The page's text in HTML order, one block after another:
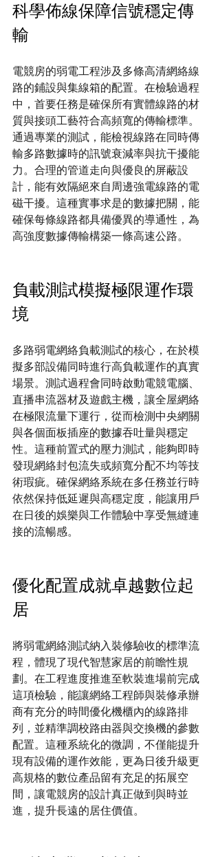
科學佈線保障信號穩定傳
輸
電競房的弱電工程涉及多條高清網絡線
路的鋪設與集線箱的配置。在檢驗過程
中，首要任務是確保所有實體線路的材
質與接頭工藝符合高頻寬的傳輸標準。
通過專業的測試，能檢視線路在同時傳
輸多路數據時的訊號衰減率與抗干擾能
力。合理的管道走向與優良的屏蔽設
計，能有效隔絕來自周邊強電線路的電
磁干擾。這種實事求是的數據把關，能
確保每條線路都具備優異的導通性，為
高強度數據傳輸構築一條高速公路。
負載測試模擬極限運作環
境
多路弱電網絡負載測試的核心，在於模
擬多部設備同時進行高負載運作的真實
場景。測試過程會同時啟動電競電腦、
直播串流器材及遊戲主機，讓全屋網絡
在極限流量下運行，從而檢測中央網關
與各個面板插座的數據吞吐量與穩定
性。這種前置式的壓力測試，能夠即時
發現網絡封包流失或頻寬分配不均等技
術瑕疵。確保網絡系統在多任務並行時
依然保持低延遲與高穩定度，能讓用戶
在日後的娛樂與工作體驗中享受無縫連
接的流暢感。
優化配置成就卓越數位起
居
將弱電網絡測試納入裝修驗收的標準流
程，體現了現代智慧家居的前瞻性規
劃。在工程進度推進至軟裝進場前完成
這項檢驗，能讓網絡工程師與裝修承辦
商有充分的時間優化機櫃內的線路排
列，並精準調校路由器與交換機的參數
配置。這種系統化的微調，不僅能提升
現有設備的運作效能，更為日後升級更
高規格的數位產品留有充足的拓展空
間，讓電競房的設計真正做到與時並
進，提升長遠的居住價值。